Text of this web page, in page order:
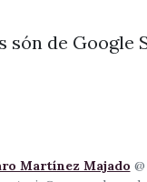
són de Google
Martínez Majado